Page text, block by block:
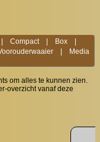
Compact| Box
Media
om alles te kunnen zien.
overzicht vanaf deze